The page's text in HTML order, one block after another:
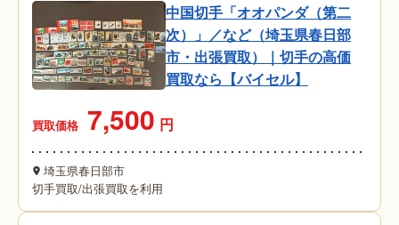
中国切手「オオパンダ（第二
次）」／など（埼玉県春日部
市・出張買取）｜切手の高価
買取なら【バイセル】
買取価格 7,500 円
埼玉県春日部市
切手買取/出張買取を利用